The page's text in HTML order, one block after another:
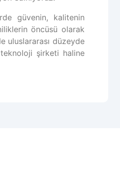
güvenin, kalitenin
öncüsü olarak
uluslararası düzeyde
şirketi haline